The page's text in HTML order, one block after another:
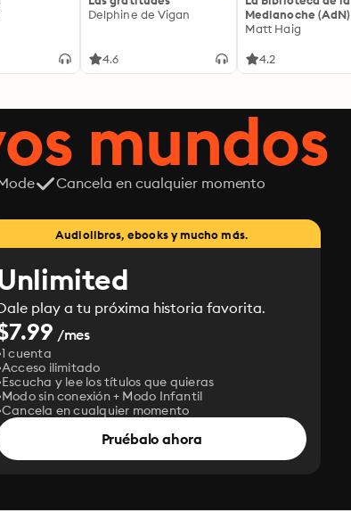
Delphine de Vigan
4.6
Medianoche (AdN)
Matt Haig
4.2
mundos
Cancela en cualquier momento
Audiolibros, ebooks y mucho más.
play a tu próxima historia favorita.
/mes
1 cuenta
Acceso ilimitado
Escucha y lee los títulos que quieras
Modo sin conexión + Modo Infantil
Cancela en cualquier momento
Pruébalo ahora